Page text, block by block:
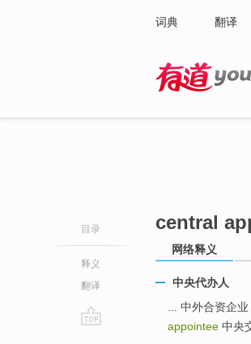
词典 翻译
目录
释义
翻译
central
网络释义
中央代办人
... 中外合资企
appointee 中央